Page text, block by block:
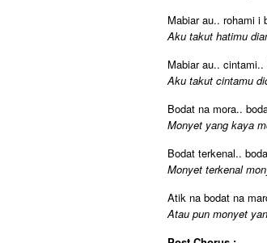
Mabiar au.. rohami i
Aku takut hatimu
Mabiar au..
Aku takut cintamu
Bodat na mora..
Monyet yang kaya
Bodat terkenal..
Monyet terkenal
Atik na bodat na
Atau pun monyet